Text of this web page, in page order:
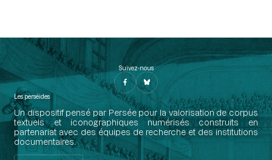
Suivez-nous
Les perséides
Un dispositif pensé par Persée pour la valorisation de corpus
textuels et iconographiques numérisés construits en
partenariat avec des équipes de recherche et des institutions
documentaires.